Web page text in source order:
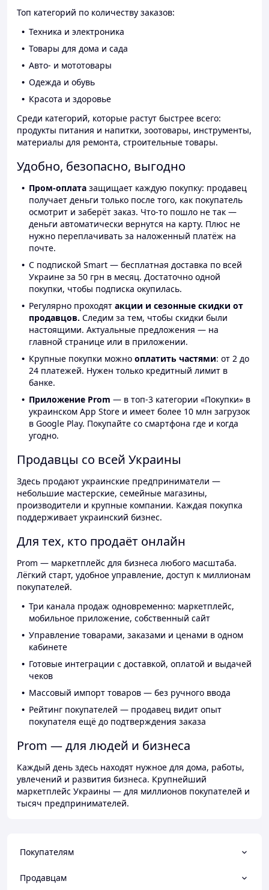
Топ категорий по количеству заказов:
Техника и электроника
Товары для дома и сада
Авто- и мототовары
Одежда и обувь
Красота и здоровье
Среди категорий, которые растут быстрее всего:
продукты питания и напитки, зоотовары, инструменты,
материалы для ремонта, строительные товары.
Удобно, безопасно, выгодно
Пром-оплата защищает каждую покупку: продавец
получает деньги только после того, как покупатель
осмотрит и заберёт заказ. Что-то пошло не так —
деньги автоматически вернутся на карту. Плюс не
нужно переплачивать за наложенный платёж на
почте.
С подпиской Smart — бесплатная доставка по всей
Украине за 50 грн в месяц. Достаточно одной
покупки, чтобы подписка окупилась.
Регулярно проходят акции и сезонные скидки от
продавцов. Следим за тем, чтобы скидки были
настоящими. Актуальные предложения — на
главной странице или в приложении.
Крупные покупки можно оплатить частями: от 2 до
24 платежей. Нужен только кредитный лимит в
банке.
Приложение Prom — в топ-3 категории «Покупки» в
украинском App Store и имеет более 10 млн загрузок
в Google Play. Покупайте со смартфона где и когда
угодно.
Продавцы со всей Украины
Здесь продают украинские предприниматели —
небольшие мастерские, семейные магазины,
производители и крупные компании. Каждая покупка
поддерживает украинский бизнес.
Для тех, кто продаёт онлайн
Prom — маркетплейс для бизнеса любого масштаба.
Лёгкий старт, удобное управление, доступ к миллионам
покупателей.
Три канала продаж одновременно: маркетплейс,
мобильное приложение, собственный сайт
Управление товарами, заказами и ценами в одном
кабинете
Готовые интеграции с доставкой, оплатой и выдачей
чеков
Массовый импорт товаров — без ручного ввода
Рейтинг покупателей — продавец видит опыт
покупателя ещё до подтверждения заказа
Prom — для людей и бизнеса
Каждый день здесь находят нужное для дома, работы,
увлечений и развития бизнеса. Крупнейший
маркетплейс Украины — для миллионов покупателей и
тысяч предпринимателей.
Покупателям
Продавцам